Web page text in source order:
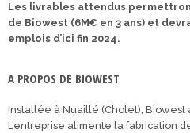
Les livrables attendus
de Biowest (6M€ en 3 ans) et
emplois d’ici fin 2024.
A PROPOS DE BIOWEST
Installée à Nuaillé (Cholet), Biowest
L’entreprise alimente la fabrication